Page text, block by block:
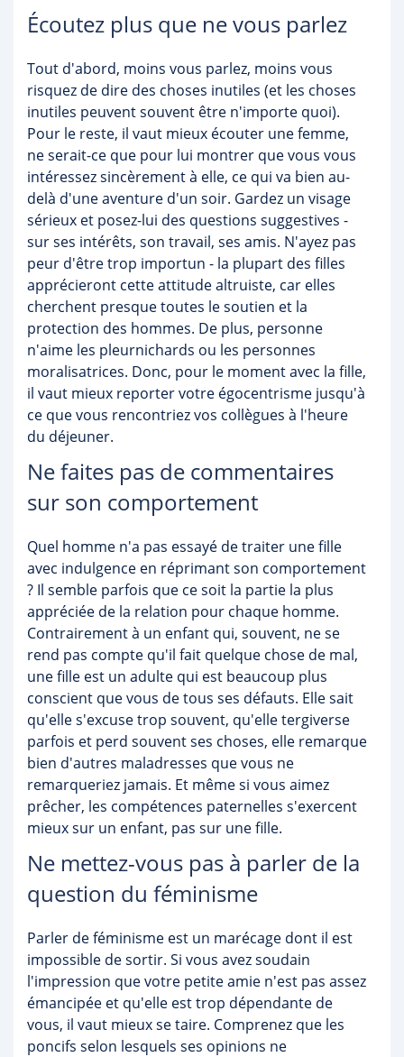
Écoutez plus que ne vous parlez
Tout d'abord, moins vous parlez, moins vous
risquez de dire des choses inutiles (et les choses
inutiles peuvent souvent être n'importe quoi).
Pour le reste, il vaut mieux écouter une femme,
ne serait-ce que pour lui montrer que vous vous
intéressez sincèrement à elle, ce qui va bien au-
delà d'une aventure d'un soir. Gardez un visage
sérieux et posez-lui des questions suggestives -
sur ses intérêts, son travail, ses amis. N'ayez pas
peur d'être trop importun - la plupart des filles
apprécieront cette attitude altruiste, car elles
cherchent presque toutes le soutien et la
protection des hommes. De plus, personne
n'aime les pleurnichards ou les personnes
moralisatrices. Donc, pour le moment avec la fille,
il vaut mieux reporter votre égocentrisme jusqu'à
ce que vous rencontriez vos collègues à l'heure
du déjeuner.
Ne faites pas de commentaires
sur son comportement
Quel homme n'a pas essayé de traiter une fille
avec indulgence en réprimant son comportement
? Il semble parfois que ce soit la partie la plus
appréciée de la relation pour chaque homme.
Contrairement à un enfant qui, souvent, ne se
rend pas compte qu'il fait quelque chose de mal,
une fille est un adulte qui est beaucoup plus
conscient que vous de tous ses défauts. Elle sait
qu'elle s'excuse trop souvent, qu'elle tergiverse
parfois et perd souvent ses choses, elle remarque
bien d'autres maladresses que vous ne
remarqueriez jamais. Et même si vous aimez
prêcher, les compétences paternelles s'exercent
mieux sur un enfant, pas sur une fille.
Ne mettez-vous pas à parler de la
question du féminisme
Parler de féminisme est un marécage dont il est
impossible de sortir. Si vous avez soudain
l'impression que votre petite amie n'est pas assez
émancipée et qu'elle est trop dépendante de
vous, il vaut mieux se taire. Comprenez que les
poncifs selon lesquels ses opinions ne